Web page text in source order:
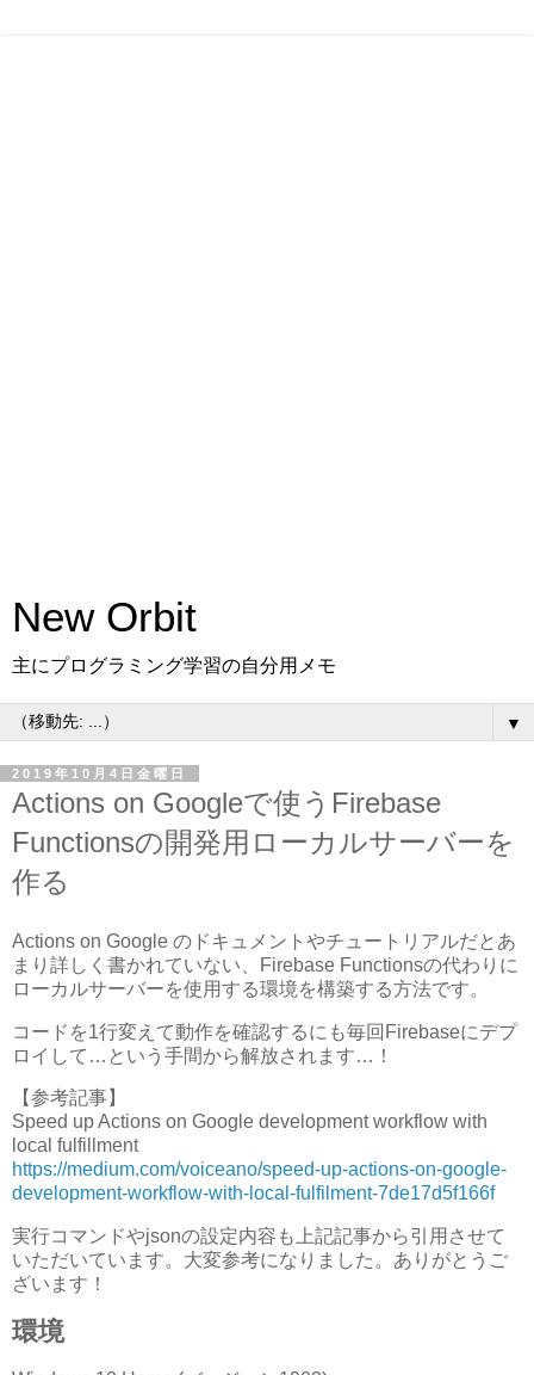
New Orbit
主にプログラミング学習の自分用メモ
▼
2019年10月4日金曜日
Actions on Googleで使うFirebase
Functionsの開発用ローカルサーバーを
作る
Actions on Google のドキュメントやチュートリアルだとあ
まり詳しく書かれていない、Firebase Functionsの代わりに
ローカルサーバーを使用する環境を構築する方法です。
コードを1行変えて動作を確認するにも毎回Firebaseにデプ
ロイして…という手間から解放されます…！
【参考記事】
Speed up Actions on Google development workflow with
local fulfillment
https://medium.com/voiceano/speed-up-actions-on-google-
development-workflow-with-local-fulfilment-7de17d5f166f
実行コマンドやjsonの設定内容も上記記事から引用させて
いただいています。大変参考になりました。ありがとうご
ざいます！
環境